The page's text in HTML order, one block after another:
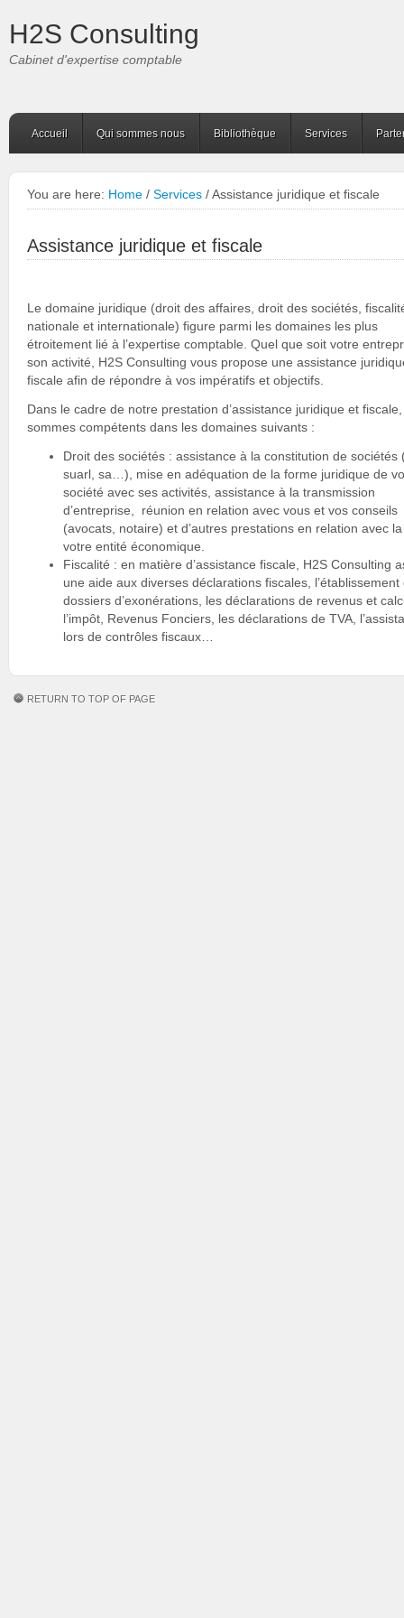
H2S Consulting
Cabinet d'expertise comptable
Accueil Qui sommes nous Bibliothèque Services
You are here: Home / Services / Assistance juridique et fiscale
Assistance juridique et fiscale
Le domaine juridique (droit des affaires, droit des sociétés,
nationale et internationale) figure parmi les domaines les plus
étroitement lié à l’expertise comptable. Quel que soit votre
son activité, H2S Consulting vous propose une assistance
fiscale afin de répondre à vos impératifs et objectifs.
Dans le cadre de notre prestation d’assistance juridique et
sommes compétents dans les domaines suivants :
Droit des sociétés : assistance à la constitution de sociétés
suarl, sa…), mise en adéquation de la forme juridique de
société avec ses activités, assistance à la transmission
d’entreprise, réunion en relation avec vous et vos conseils
(avocats, notaire) et d’autres prestations en relation avec
votre entité économique.
Fiscalité : en matière d’assistance fiscale, H2S Consulting
une aide aux diverses déclarations fiscales, l’établissement
dossiers d’exonérations, les déclarations de revenus et
l’impôt, Revenus Fonciers, les déclarations de TVA,
lors de contrôles fiscaux…
RETURN TO TOP OF PAGE